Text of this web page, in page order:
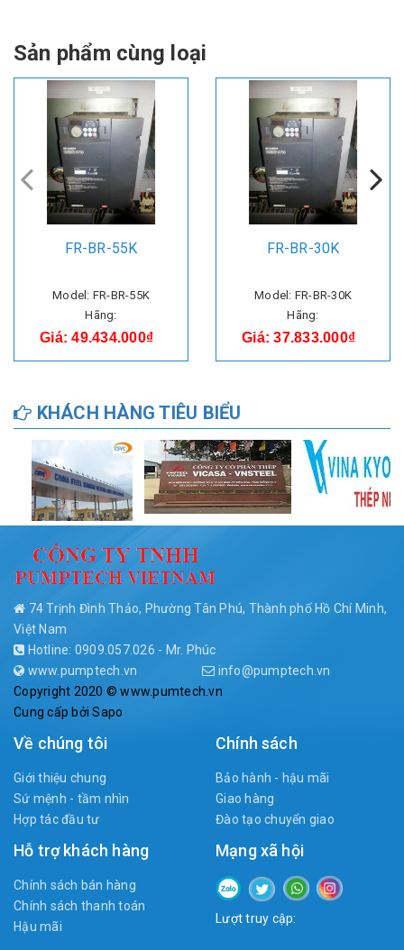
Sản phẩm cùng loại
FR-BR-55K
Model: FR-BR-55K
Hãng:
Giá: 49.434.000₫
FR-BR-30K
Model: FR-BR-30K
Hãng:
Giá: 37.833.000₫
KHÁCH HÀNG TIÊU BIỂU
74 Trịnh Đình Thảo, Phường Tân Phú, Thành phố Hồ Chí Minh,
Việt Nam
Hotline: 0909.057.026 - Mr. Phúc
www.pumptech.vn
info@pumptech.vn
Copyright 2020 © www.pumtech.vn
Cung cấp bởiSapo
Về chúng tôi
Giới thiệu chung
Sứ mệnh - tầm nhìn
Hợp tác đầu tư
Chính sách
Bảo hành - hậu mãi
Giao hàng
Đào tạo chuyển giao
Hỗ trợ khách hàng
Chính sách bán hàng
Chính sách thanh toán
Hậu mãi
Mạng xã hội
Lượt truy cập: